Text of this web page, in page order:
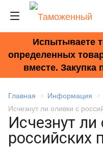
Испытываете
определенных
вместе. Закупка
Главная Информация
Исчезнут ли оливки с
Исчезнут ли
российских